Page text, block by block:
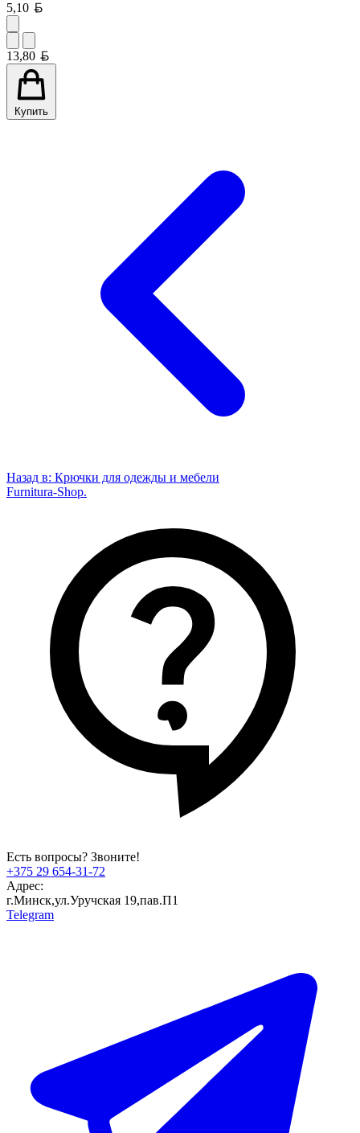
5,10
13,80
Купить
Назад в: Крючки для одежды и мебели
Furnitura-Shop.
Есть вопросы? Звоните!
+375 29 654-31-72
Адрес:
г.Минск,ул.Уручская 19,пав.П1
Telegram